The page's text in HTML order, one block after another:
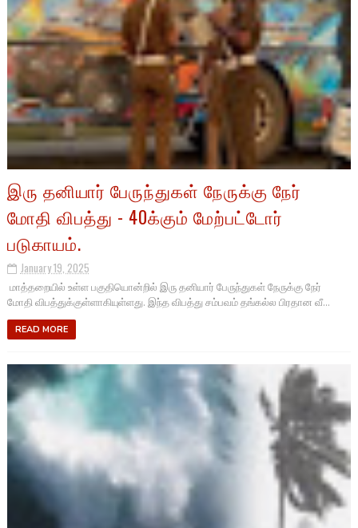
இரு தனியார் பேருந்துகள் நேருக்கு நேர்
மோதி விபத்து - 40க்கும் மேற்பட்டோர்
படுகாயம்.
January 19, 2025
மாத்தறையில் உள்ள பகுதியொன்றில் இரு தனியார் பேருந்துகள் நேருக்கு நேர்
மோதி விபத்துக்குள்ளாகியுள்ளது. இந்த விபத்து சம்பவம் தங்கல்ல பிரதான வீ...
READ MORE